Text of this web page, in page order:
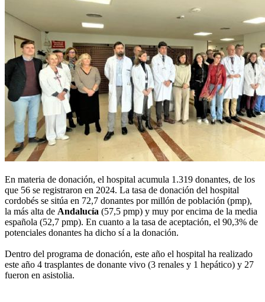
En materia de donación, el hospital acumula 1.319 donantes, de los
que 56 se registraron en 2024. La tasa de donación del hospital
cordobés se sitúa en 72,7 donantes por millón de población (pmp),
la más alta de Andalucía (57,5 pmp) y muy por encima de la media
española (52,7 pmp). En cuanto a la tasa de aceptación, el 90,3% de
potenciales donantes ha dicho sí a la donación.
Dentro del programa de donación, este año el hospital ha realizado
este año 4 trasplantes de donante vivo (3 renales y 1 hepático) y 27
fueron en asistolia.